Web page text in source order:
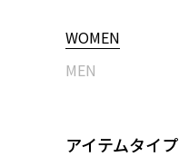
WOMEN
MEN
アイテムタイプ